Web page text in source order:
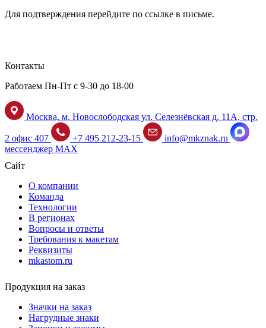
Для подтверждения перейдите по ссылке в письме.
Контакты
Работаем Пн-Пт с 9-30 до 18-00
Москва, м. Новослободская ул. Селезнёвская д. 11А, стр.
2 офис 407 +7 495 212-23-15
info@mkznak.ru
мессенджер MAX
Сайт
О компании
Команда
Технологии
В регионах
Вопросы и ответы
Требования к макетам
Реквизиты
mkastom.ru
Продукция на заказ
Значки на заказ
Нагрудные знаки